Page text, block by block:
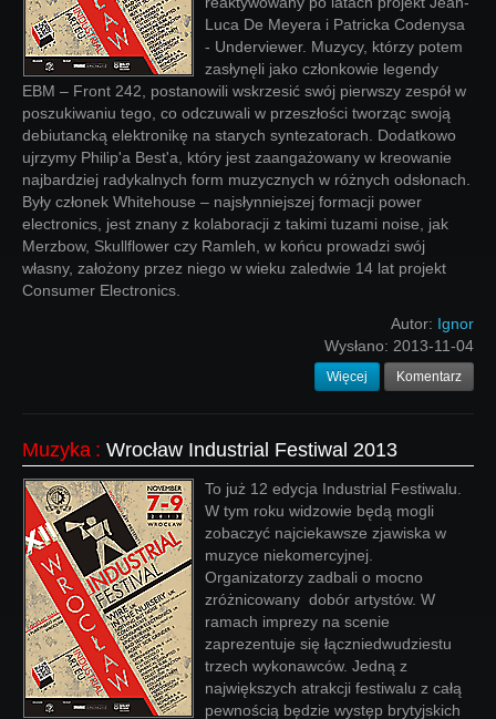
Luca De Meyera i Patricka Codenysa
- Underviewer. Muzycy, którzy potem
zasłynęli jako członkowie legendy
EBM – Front 242, postanowili wskrzesić swój pierwszy zespół w
poszukiwaniu tego, co odczuwali w przeszłości tworząc swoją
debiutancką elektronikę na starych syntezatorach. Dodatkowo
ujrzymy Philip'a Best'a, który jest zaangażowany w kreowanie
najbardziej radykalnych form muzycznych w różnych odsłonach.
Były członek Whitehouse – najsłynniejszej formacji power
electronics, jest znany z kolaboracji z takimi tuzami noise, jak
Merzbow, Skullflower czy Ramleh, w końcu prowadzi swój
własny, założony przez niego w wieku zaledwie 14 lat projekt
Consumer Electronics.
Autor: Ignor
Wysłano: 2013-11-04
Więcej Komentarz
Muzyka : Wrocław Industrial Festiwal 2013
To już 12 edycja Industrial Festiwalu.
W tym roku widzowie będą mogli
zobaczyć najciekawsze zjawiska w
muzyce niekomercyjnej.
Organizatorzy zadbali o mocno
zróżnicowany dobór artystów. W
ramach imprezy na scenie
zaprezentuje się łączniedwudziestu
trzech wykonawców. Jedną z
największych atrakcji festiwalu z całą
pewnością będzie występ brytyjskich